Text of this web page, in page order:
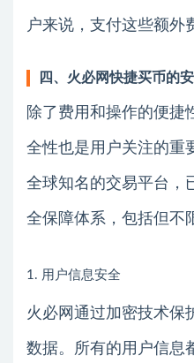
户来说，支付这些额外
四、火必网快捷买币的
除了费用和操作的便捷
全性也是用户关注的重
全球知名的交易平台，
全保障体系，包括但不
1. 用户信息安全
火必网通过加密技术保
数据。所有的用户信息